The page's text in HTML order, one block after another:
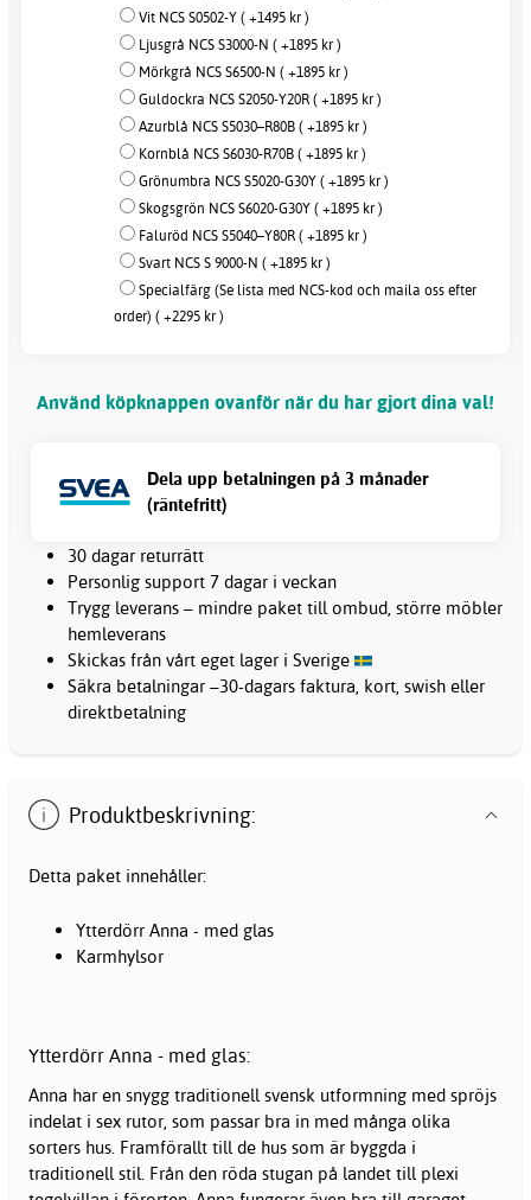
Vit NCS S0502-Y ( +1495 kr )
Ljusgrå NCS S3000-N ( +1895 kr )
Mörkgrå NCS S6500-N ( +1895 kr )
Guldockra NCS S2050-Y20R ( +1895 kr )
Azurblå NCS S5030–R80B ( +1895 kr )
Kornblå NCS S6030-R70B ( +1895 kr )
Grönumbra NCS S5020-G30Y ( +1895 kr )
Skogsgrön NCS S6020-G30Y ( +1895 kr )
Faluröd NCS S5040–Y80R ( +1895 kr )
Svart NCS S 9000-N ( +1895 kr )
Specialfärg (Se lista med NCS-kod och maila oss efter
order) ( +2295 kr )
Använd köpknappen ovanför när du har gjort dina val!
Dela upp betalningen på 3 månader
(räntefritt)
30 dagar returrätt
Personlig support 7 dagar i veckan
Trygg leverans – mindre paket till ombud, större möbler
hemleverans
Skickas från vårt eget lager i Sverige
Säkra betalningar –30-dagars faktura, kort, swish eller
direktbetalning
Produktbeskrivning:
Detta paket innehåller:
Ytterdörr Anna - med glas
Karmhylsor
Ytterdörr Anna - med glas:
Anna har en snygg traditionell svensk utformning med spröjs
indelat i sex rutor, som passar bra in med många olika
sorters hus. Framförallt till de hus som är byggda i
traditionell stil. Från den röda stugan på landet till plexi